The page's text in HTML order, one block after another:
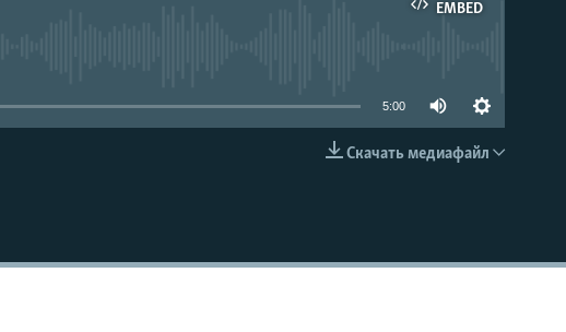
EMBED
EMBED
5:00
Скачать медиафайл